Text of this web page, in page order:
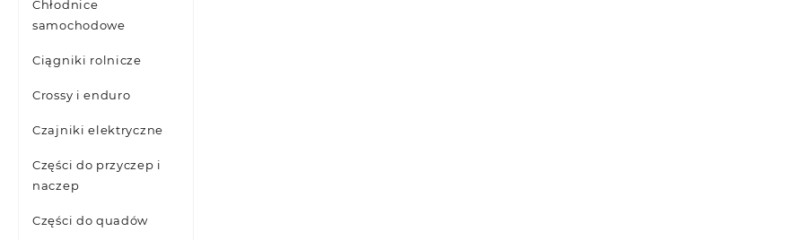
Chłodnice
samochodowe
Ciągniki rolnicze
Crossy i enduro
Czajniki elektryczne
Części do przyczep i
naczep
Części do quadów